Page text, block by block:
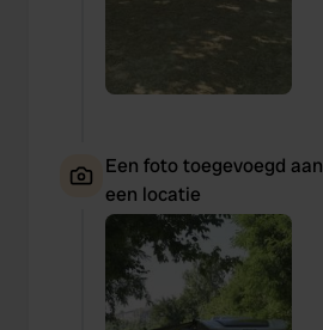
Een foto toegevoegd aan
een locatie